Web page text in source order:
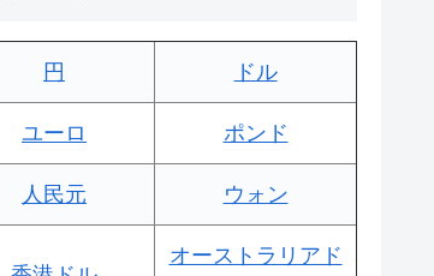
円 ドル
ユーロ ポンド
人民元 ウォン
オーストラリアド